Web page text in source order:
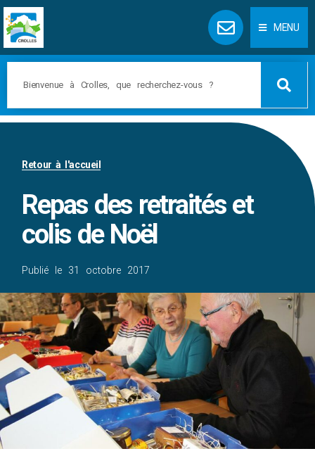
MENU
Retour à l'accueil
Repas des retraités et
colis de Noël
Publié le 31 octobre 2017
Panneau de gestion des cookies